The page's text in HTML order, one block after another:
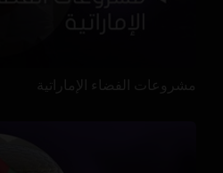
مشروعات الفضاء الإماراتية